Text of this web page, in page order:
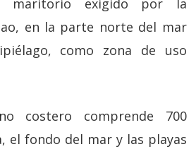
maritorio exigido por la
en la parte norte del mar
como zona de uso
costero comprende 700
el fondo del mar y las playas